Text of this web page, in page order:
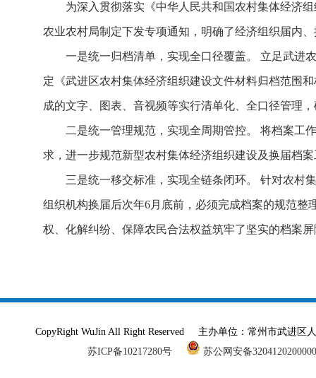
为深入贯彻落实《中华人民共和国农村集体经济
农业农村局制定下发专项通知，明确了经济组织届内
一是统一归档清单，实现全口径覆盖。 立足武进
定《武进区农村集体经济组织建设文件材料归档范围
成的文字、图表、音视频等实行清单化、全口径管理
二是统一管理规范，实现全周期管控。 将档案工
求， 进一步规范新型农村集体经济组织建设及换届档
三是统一移交标准，实现全链条闭环。 针对农村
组织机构换届后次年6月底前，必须完成档案的规范整
权、化解纠纷、保障农民合法权益筑牢了坚实的档案
CopyRight WuJin All Right Reserved 主办单位：常州市武进
苏ICP备10217280号
苏公网安备